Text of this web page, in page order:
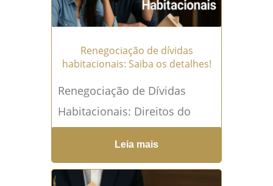
Renegociação de dívidas
habitacionais: Saiba os detalhes!
Renegociação de Dívidas
Habitacionais: Direitos do
Consumidor e Procedimentos
O que é renegociação de
dívida habitacional?
Leia mais